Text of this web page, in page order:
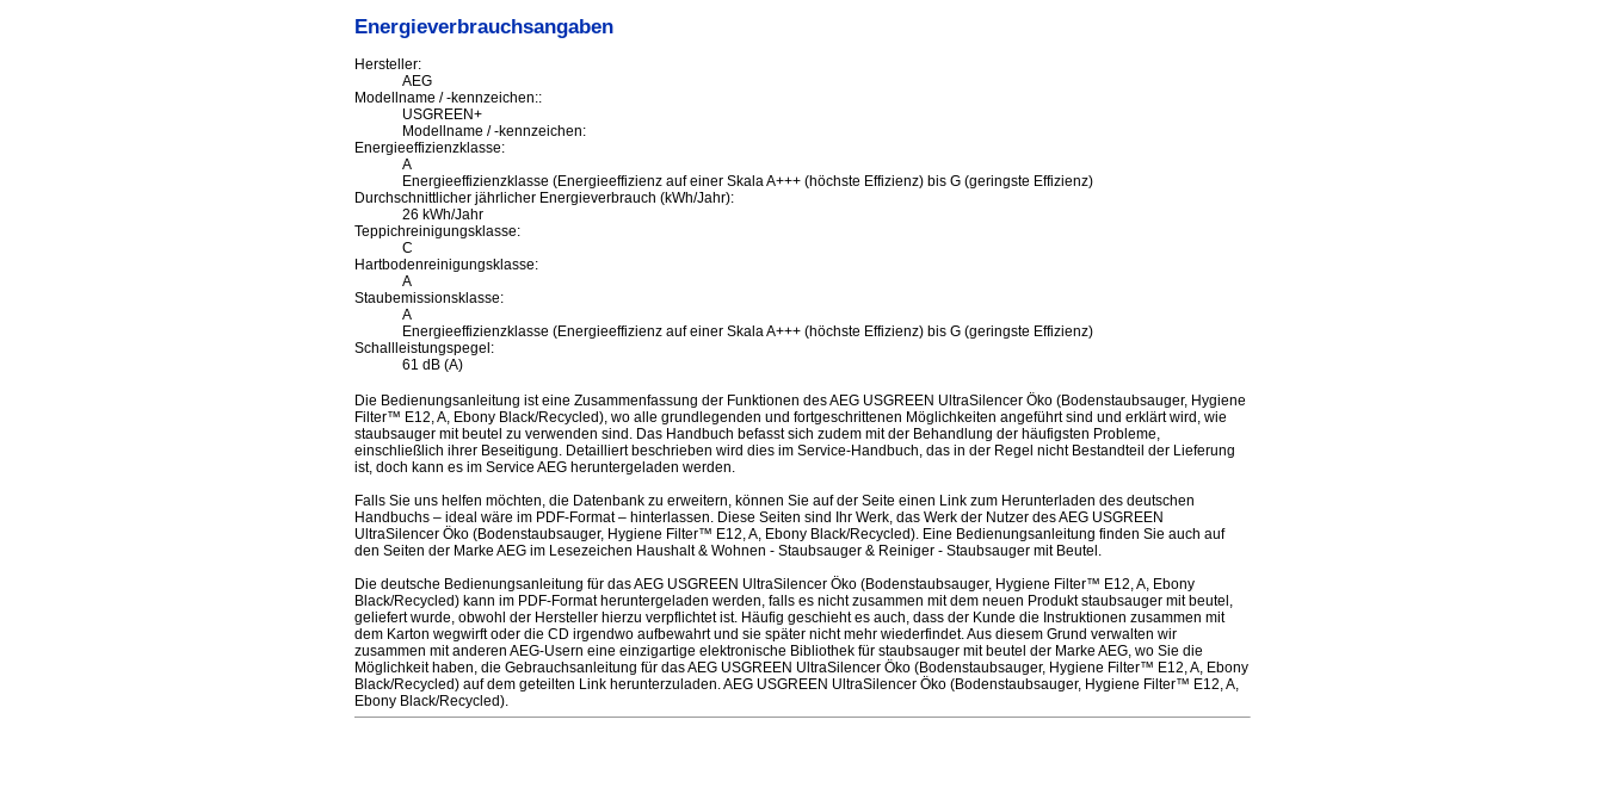
Energieverbrauchsangaben
Hersteller:
AEG
Modellname / -kennzeichen::
USGREEN+
Modellname / -kennzeichen:
Energieeffizienzklasse:
A
Energieeffizienzklasse (Energieeffizienz auf einer Skala A+++ (höchste Effizienz) bis G (geringste Effizienz)
Durchschnittlicher jährlicher Energieverbrauch (kWh/Jahr):
26 kWh/Jahr
Teppichreinigungsklasse:
C
Hartbodenreinigungsklasse:
A
Staubemissionsklasse:
A
Energieeffizienzklasse (Energieeffizienz auf einer Skala A+++ (höchste Effizienz) bis G (geringste Effizienz)
Schallleistungspegel:
61 dB (A)
Die Bedienungsanleitung ist eine Zusammenfassung der Funktionen des AEG USGREEN UltraSilencer Öko (Bodenstaubsauger, Hygiene
Filter™ E12, A, Ebony Black/Recycled), wo alle grundlegenden und fortgeschrittenen Möglichkeiten angeführt sind und erklärt wird, wie
staubsauger mit beutel zu verwenden sind. Das Handbuch befasst sich zudem mit der Behandlung der häufigsten Probleme,
einschließlich ihrer Beseitigung. Detailliert beschrieben wird dies im Service-Handbuch, das in der Regel nicht Bestandteil der Lieferung
ist, doch kann es im Service AEG heruntergeladen werden.
Falls Sie uns helfen möchten, die Datenbank zu erweitern, können Sie auf der Seite einen Link zum Herunterladen des deutschen
Handbuchs – ideal wäre im PDF-Format – hinterlassen. Diese Seiten sind Ihr Werk, das Werk der Nutzer des AEG USGREEN
UltraSilencer Öko (Bodenstaubsauger, Hygiene Filter™ E12, A, Ebony Black/Recycled). Eine Bedienungsanleitung finden Sie auch auf
den Seiten der Marke AEG im Lesezeichen Haushalt & Wohnen - Staubsauger & Reiniger - Staubsauger mit Beutel.
Die deutsche Bedienungsanleitung für das AEG USGREEN UltraSilencer Öko (Bodenstaubsauger, Hygiene Filter™ E12, A, Ebony
Black/Recycled) kann im PDF-Format heruntergeladen werden, falls es nicht zusammen mit dem neuen Produkt staubsauger mit beutel,
geliefert wurde, obwohl der Hersteller hierzu verpflichtet ist. Häufig geschieht es auch, dass der Kunde die Instruktionen zusammen mit
dem Karton wegwirft oder die CD irgendwo aufbewahrt und sie später nicht mehr wiederfindet. Aus diesem Grund verwalten wir
zusammen mit anderen AEG-Usern eine einzigartige elektronische Bibliothek für staubsauger mit beutel der Marke AEG, wo Sie die
Möglichkeit haben, die Gebrauchsanleitung für das AEG USGREEN UltraSilencer Öko (Bodenstaubsauger, Hygiene Filter™ E12, A, Ebony
Black/Recycled) auf dem geteilten Link herunterzuladen. AEG USGREEN UltraSilencer Öko (Bodenstaubsauger, Hygiene Filter™ E12, A,
Ebony Black/Recycled).